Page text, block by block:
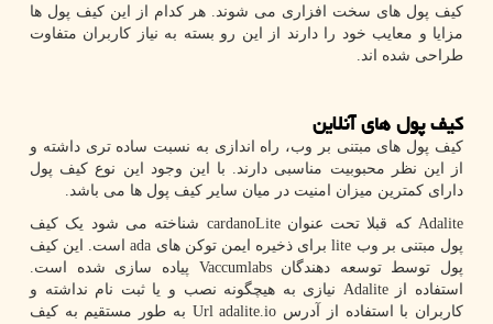
کیف پول های سخت افزاری می شوند. هر کدام از این کیف پول ها
مزایا و معایب خود را دارند از این رو بسته به نیاز کاربران متفاوت
طراحی شده اند.
کیف پول های آنلاین
کیف پول های مبتنی بر وب، راه اندازی به نسبت ساده تری داشته و
از این نظر محبوبیت مناسبی دارند. با این وجود این نوع کیف پول
دارای کمترین میزان امنیت در میان سایر کیف پول ها می باشد.
Adalite که قبلا تحت عنوانcardanoLite شناخته می شود یک کیف
پول مبتنی بر وب liteبرای ذخیره ایمن توکن های adaاست. این کیف
پول توسط توسعه دهندگانVaccumlabs پیاده سازی شده است.
استفاده ازAdalite نیازی به هیچگونه نصب و یا ثبت نام نداشته و
کاربران با استفاده از آدرس Url adalite.io به طور مستقیم به کیف